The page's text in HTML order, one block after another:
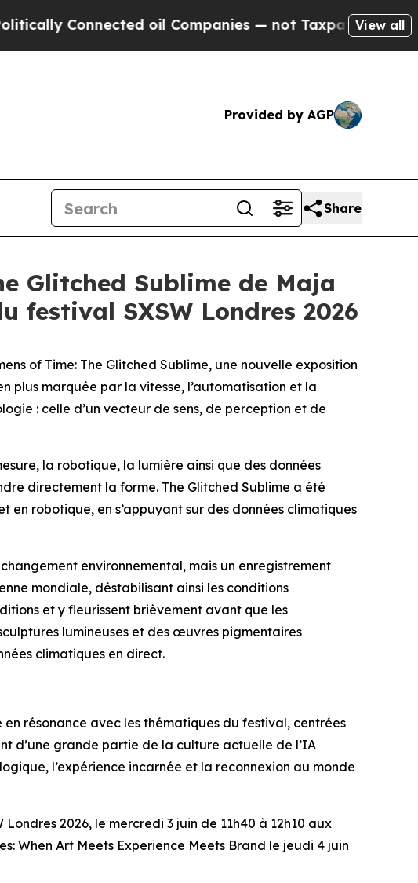
Connected oil Companies — not Taxpayers — theView all
Provided by AGP
Share
Glitched Sublime de Maja
festival SXSW Londres 2026
of Time: The Glitched Sublime, une nouvelle exposition
plus marquée par la vitesse, l’automatisation et la
: celle d’un vecteur de sens, de perception et de
la robotique, la lumière ainsi que des données
directement la forme. The Glitched Sublime a été
robotique, en s’appuyant sur des données climatiques
environnemental, mais un enregistrement
mondiale, déstabilisant ainsi les conditions
et y fleurissent brièvement avant que les
lumineuses et des œuvres pigmentaires
climatiques en direct.
en résonance avec les thématiques du festival, centrées
d’une grande partie de la culture actuelle de l’IA
l’expérience incarnée et la reconnexion au monde
Londres 2026, le mercredi 3 juin de 11h40 à 12h10 aux
When Art Meets Experience Meets Brand le jeudi 4 juin